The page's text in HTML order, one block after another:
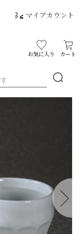
マイアカウント
お気に入り カート